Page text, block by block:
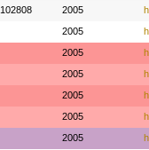
102808 2005
2005
2005
2005
2005
2005
2005